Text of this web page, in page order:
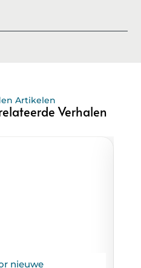
Artikelen
Verhalen
nieuwe